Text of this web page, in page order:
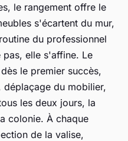
le rangement offre le
s'écartent du mur,
du professionnel
elle s'affine. Le
le premier succès,
du mobilier,
les deux jours, la
colonie. À chaque
de la valise,